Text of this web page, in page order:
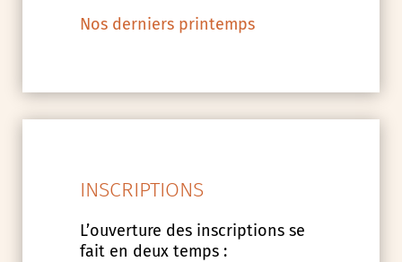
Nos derniers printemps
INSCRIPTIONS
L’ouverture des inscriptions se
fait en deux temps :